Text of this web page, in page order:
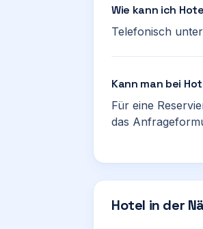
Wie kann ich
Telefonisch
Kann man bei
Für eine
das
Hotel in der